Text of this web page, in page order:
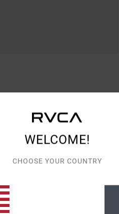
WELCOME!
CHOOSE YOUR COUNTRY